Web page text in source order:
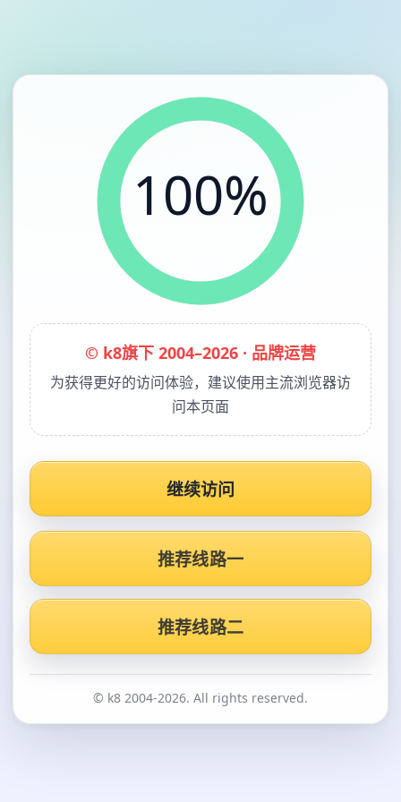
100%
© k8旗下 2004–2026 · 品牌运营
为获得更好的访问体验，建议使用主流浏览器访
问本页面
继续访问
推荐线路一
推荐线路二
© k8 2004-2026. All rights reserved.